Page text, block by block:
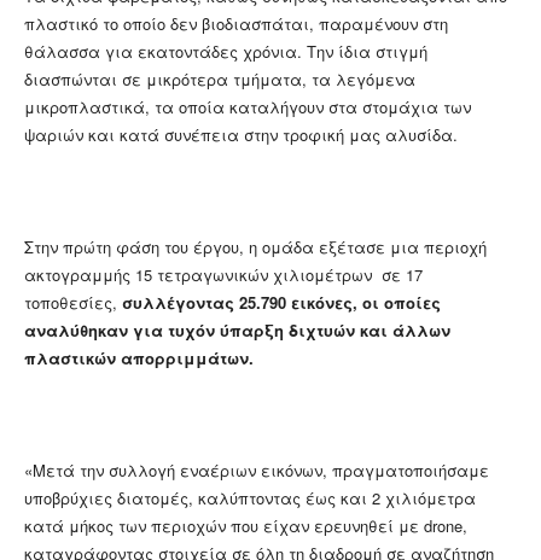
πλαστικό το οποίο δεν βιοδιασπάται, παραμένουν στη
θάλασσα για εκατοντάδες χρόνια. Την ίδια στιγμή
διασπώνται σε μικρότερα τμήματα, τα λεγόμενα
μικροπλαστικά, τα οποία καταλήγουν στα στομάχια των
ψαριών και κατά συνέπεια στην τροφική μας αλυσίδα.
Στην πρώτη φάση του έργου, η ομάδα εξέτασε μια περιοχή
ακτογραμμής 15 τετραγωνικών χιλιομέτρων σε 17
τοποθεσίες, συλλέγοντας 25.790 εικόνες, οι οποίες
αναλύθηκαν για τυχόν ύπαρξη διχτυών και άλλων
πλαστικών απορριμμάτων.
«Μετά την συλλογή εναέριων εικόνων, πραγματοποιήσαμε
υποβρύχιες διατομές, καλύπτοντας έως και 2 χιλιόμετρα
κατά μήκος των περιοχών που είχαν ερευνηθεί με drone,
καταγράφοντας στοιχεία σε όλη τη διαδρομή σε αναζήτηση